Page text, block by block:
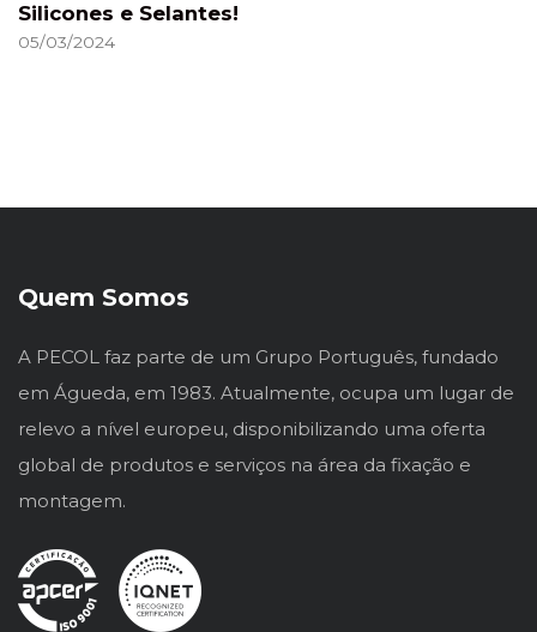
Silicones e Selantes!
05/03/2024
Quem Somos
A PECOL faz parte de um Grupo Português, fundado
em Águeda, em 1983. Atualmente, ocupa um lugar de
relevo a nível europeu, disponibilizando uma oferta
global de produtos e serviços na área da fixação e
montagem.